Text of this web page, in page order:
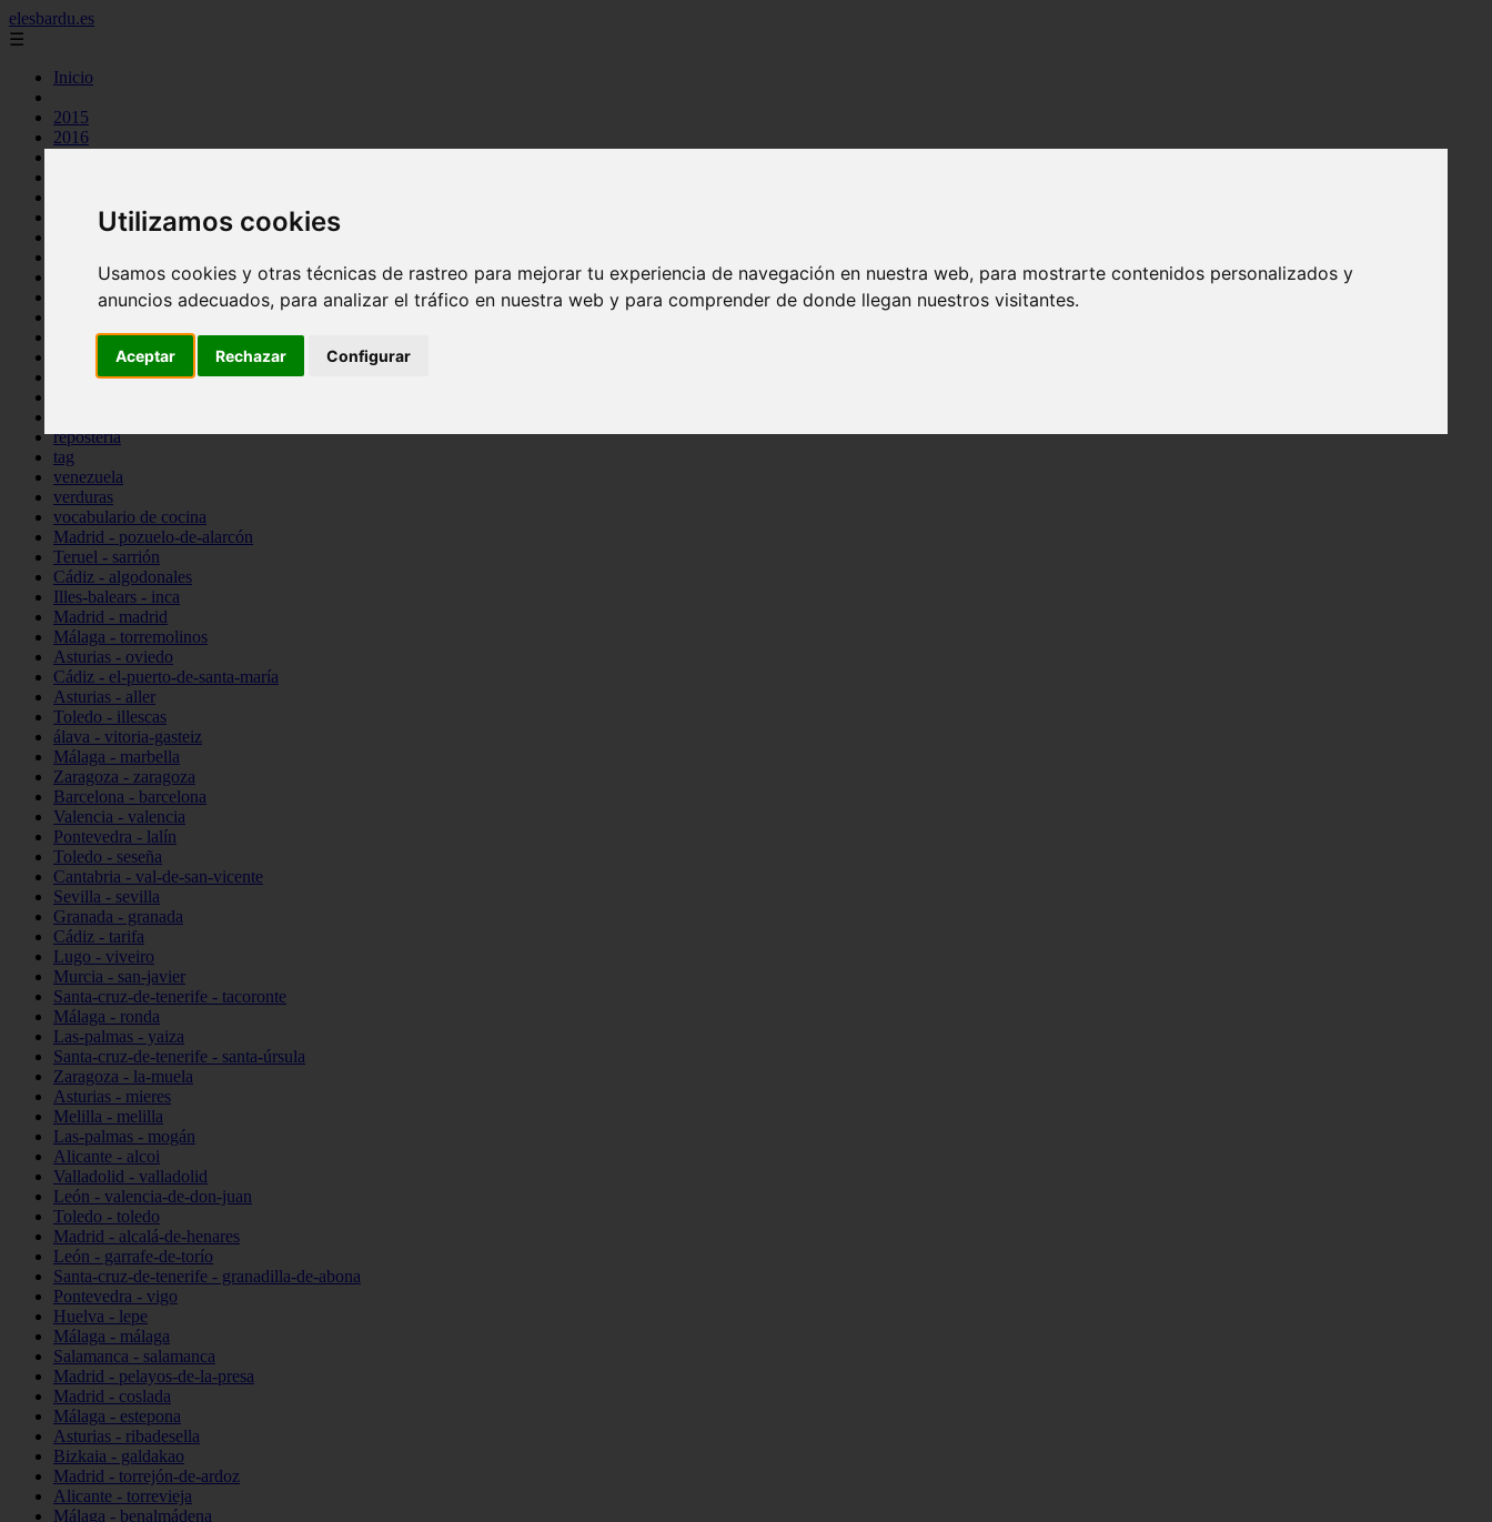
Utilizamos cookies
Usamos cookies y otras técnicas de rastreo para mejorar tu experiencia de navegación en nuestra web, para mostrarte contenidos personalizados y
anuncios adecuados, para analizar el tráfico en nuestra web y para comprender de donde llegan nuestros visitantes.
Aceptar Rechazar Configurar
elesbardu.es
☰
Inicio
2015
2016
cocina casera
espana
huevos
pescado
reposteria
tag
venezuela
verduras
vocabulario de cocina
Madrid - pozuelo-de-alarcón
Teruel - sarrión
Cádiz - algodonales
Illes-balears - inca
Madrid - madrid
Málaga - torremolinos
Asturias - oviedo
Cádiz - el-puerto-de-santa-maría
Asturias - aller
Toledo - illescas
álava - vitoria-gasteiz
Málaga - marbella
Zaragoza - zaragoza
Barcelona - barcelona
Valencia - valencia
Pontevedra - lalín
Toledo - seseña
Cantabria - val-de-san-vicente
Sevilla - sevilla
Granada - granada
Cádiz - tarifa
Lugo - viveiro
Murcia - san-javier
Santa-cruz-de-tenerife - tacoronte
Málaga - ronda
Las-palmas - yaiza
Santa-cruz-de-tenerife - santa-úrsula
Zaragoza - la-muela
Asturias - mieres
Melilla - melilla
Las-palmas - mogán
Alicante - alcoi
Valladolid - valladolid
León - valencia-de-don-juan
Toledo - toledo
Madrid - alcalá-de-henares
León - garrafe-de-torío
Santa-cruz-de-tenerife - granadilla-de-abona
Pontevedra - vigo
Huelva - lepe
Málaga - málaga
Salamanca - salamanca
Madrid - pelayos-de-la-presa
Madrid - coslada
Málaga - estepona
Asturias - ribadesella
Bizkaia - galdakao
Madrid - torrejón-de-ardoz
Alicante - torrevieja
Málaga - benalmádena